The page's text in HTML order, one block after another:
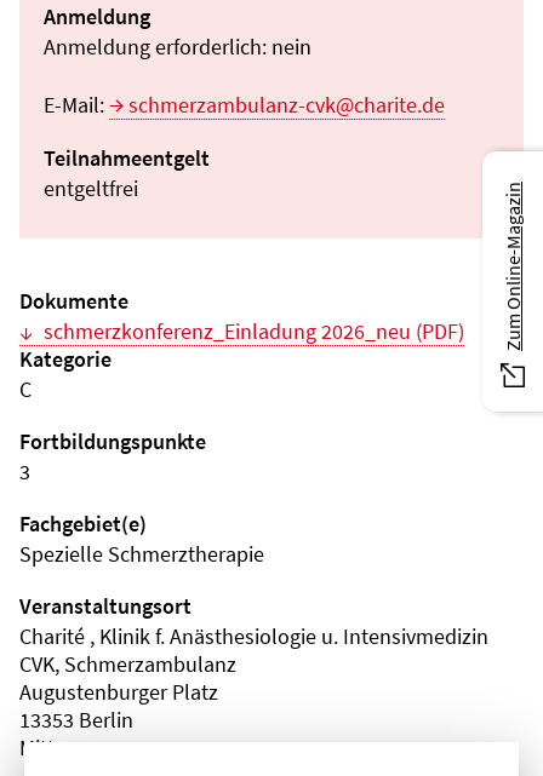
Anmeldung
Anmeldung erforderlich: nein
E-Mail:
schmerzambulanz-cvk@charite.de
Teilnahmeentgelt
entgeltfrei
Dokumente
schmerzkonferenz_Einladung 2026_neu (PDF)
Kategorie
C
Fortbildungspunkte
3
Fachgebiet(e)
Spezielle Schmerztherapie
Veranstaltungsort
Charité , Klinik f. Anästhesiologie u. Intensivmedizin
CVK, Schmerzambulanz
Augustenburger Platz
13353 Berlin
Mitte
Zum Online-Magazin